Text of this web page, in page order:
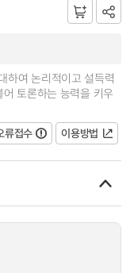
하여 논리적이고 설득력
토론하는 능력을 키우
류접수
이용방법